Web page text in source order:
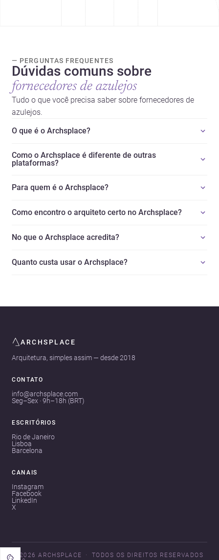
— PERGUNTAS FREQUENTES
Dúvidas comuns sobre
fornecedores de azulejos
Tudo o que você precisa saber sobre fornecedores de
azulejos.
O que é o Archsplace?
Como o Archsplace é diferente de outras
plataformas?
Para quem é o Archsplace?
Como encontro o arquiteto certo no Archsplace?
No que o Archsplace acredita?
Quanto custa usar o Archsplace?
ARCHSPLACE
Arquitetura, simples assim — desde 2018
CONTATO
info@archsplace.com
Seg–Sex · 9h–18h (BRT)
ESCRITÓRIOS
Rio de Janeiro
Lisboa
Barcelona
CANAIS
Instagram
Facebook
LinkedIn
X
© 2026 ARCHSPLACE
TODOS OS DIREITOS RESERVADOS